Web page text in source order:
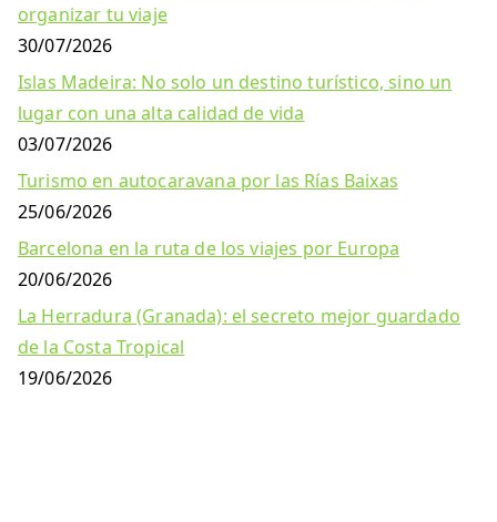
organizar tu viaje
30/07/2026
Islas Madeira: No solo un destino turístico, sino un
lugar con una alta calidad de vida
03/07/2026
Turismo en autocaravana por las Rías Baixas
25/06/2026
Barcelona en la ruta de los viajes por Europa
20/06/2026
La Herradura (Granada): el secreto mejor guardado
de la Costa Tropical
19/06/2026